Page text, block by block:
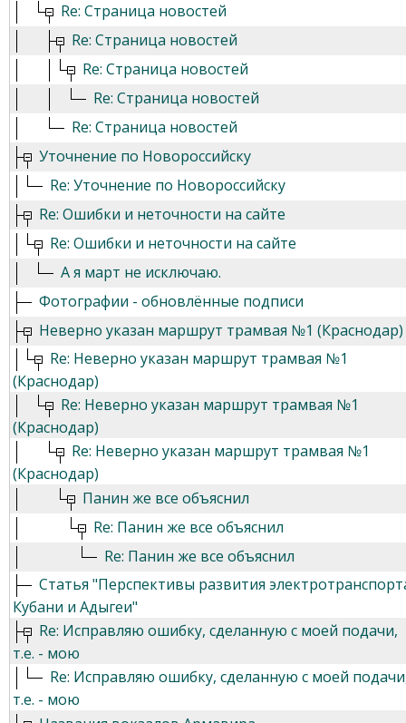
Re: Страница новостей
Re: Страница новостей
Re: Страница новостей
Re: Страница новостей
Re: Страница новостей
Уточнение по Новороссийску
Re: Уточнение по Новороссийску
Re: Ошибки и неточности на сайте
Re: Ошибки и неточности на сайте
А я март не исключаю.
Фотографии - обновлённые подписи
Неверно указан маршрут трамвая №1 (Краснодар)
Re: Неверно указан маршрут трамвая №1
(Краснодар)
Re: Неверно указан маршрут трамвая №1
(Краснодар)
Re: Неверно указан маршрут трамвая №1
(Краснодар)
Панин же все объяснил
Re: Панин же все объяснил
Re: Панин же все объяснил
Статья "Перспективы развития
Кубани и Адыгеи"
Re: Исправляю ошибку, сделанную с моей подачи,
т.е. - мою
Re: Исправляю ошибку, сделанную с моей
т.е. - мою